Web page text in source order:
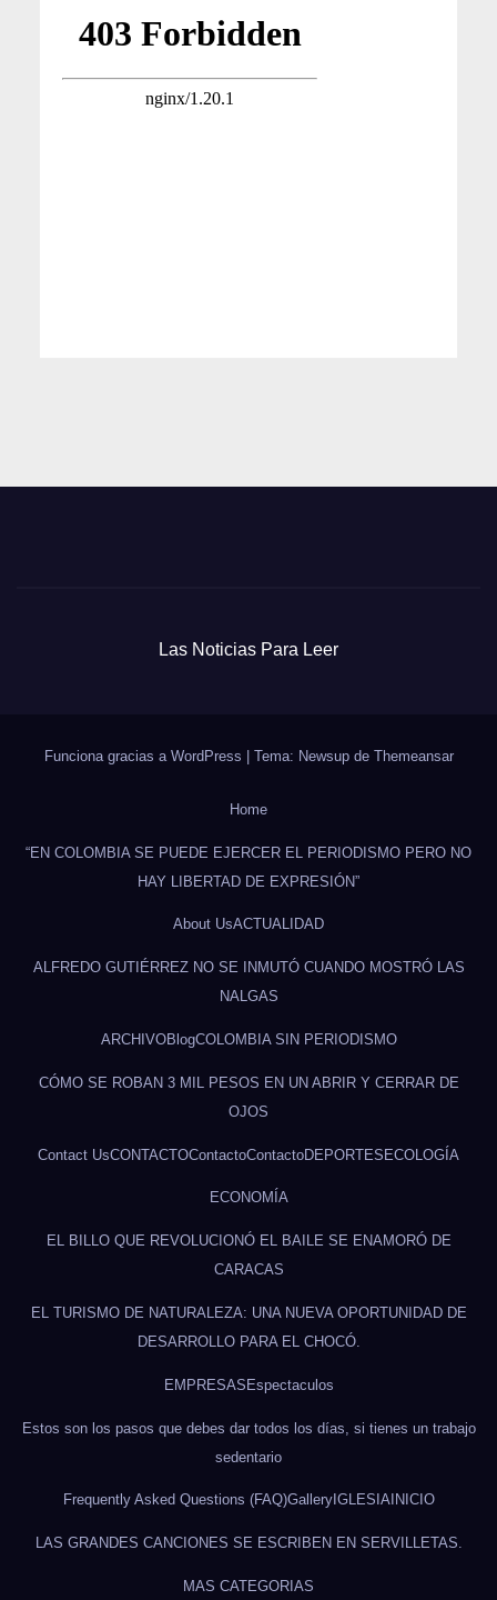
Las Noticias Para Leer
Funciona gracias a WordPress | Tema: Newsup de Themeansar
Home
“EN COLOMBIA SE PUEDE EJERCER EL PERIODISMO PERO NO
HAY LIBERTAD DE EXPRESIÓN”
About UsACTUALIDAD
ALFREDO GUTIÉRREZ NO SE INMUTÓ CUANDO MOSTRÓ LAS
NALGAS
ARCHIVOBlogCOLOMBIA SIN PERIODISMO
CÓMO SE ROBAN 3 MIL PESOS EN UN ABRIR Y CERRAR DE
OJOS
Contact UsCONTACTOContactoContactoDEPORTESECOLOGÍA
ECONOMÍA
EL BILLO QUE REVOLUCIONÓ EL BAILE SE ENAMORÓ DE
CARACAS
EL TURISMO DE NATURALEZA: UNA NUEVA OPORTUNIDAD DE
DESARROLLO PARA EL CHOCÓ.
EMPRESASEspectaculos
Estos son los pasos que debes dar todos los días, si tienes un trabajo
sedentario
Frequently Asked Questions (FAQ)GalleryIGLESIAINICIO
LAS GRANDES CANCIONES SE ESCRIBEN EN SERVILLETAS.
MAS CATEGORIAS